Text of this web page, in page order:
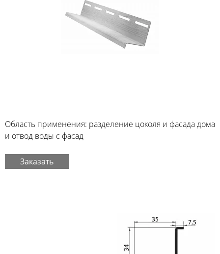
Область применения: разделение цоколя и фасада дома
и отвод воды с фасад
Заказать